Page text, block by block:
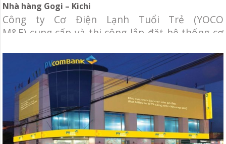
Nhà hàng Gogi – Kichi
Công ty Cơ Điện Lạnh Tuổi Trẻ (YOCO
M&E) cung cấp và thi công lắp đặt hệ thống cơ
Chủ đầu tư: Nhà hàng Gogi House – Kichi Kichi
Diện tích: 600m2 Địa điểm: Nguyễn Ảnh Thủ,
quận 12, Tp.HCM Hạng mục: Cung cấp và thi
công hệ